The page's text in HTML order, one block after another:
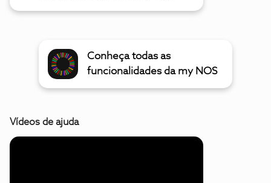
Conheça todas as
funcionalidades da my NOS
Vídeos de ajuda